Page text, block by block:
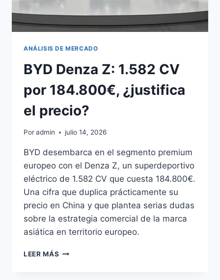
ANÁLISIS DE MERCADO
BYD Denza Z: 1.582 CV
por 184.800€, ¿justifica
el precio?
Poradmin julio 14, 2026
BYD desembarca en el segmento premium
europeo con el Denza Z, un superdeportivo
eléctrico de 1.582 CV que cuesta 184.800€.
Una cifra que duplica prácticamente su
precio en China y que plantea serias dudas
sobre la estrategia comercial de la marca
asiática en territorio europeo.
LEER MÁS BYD